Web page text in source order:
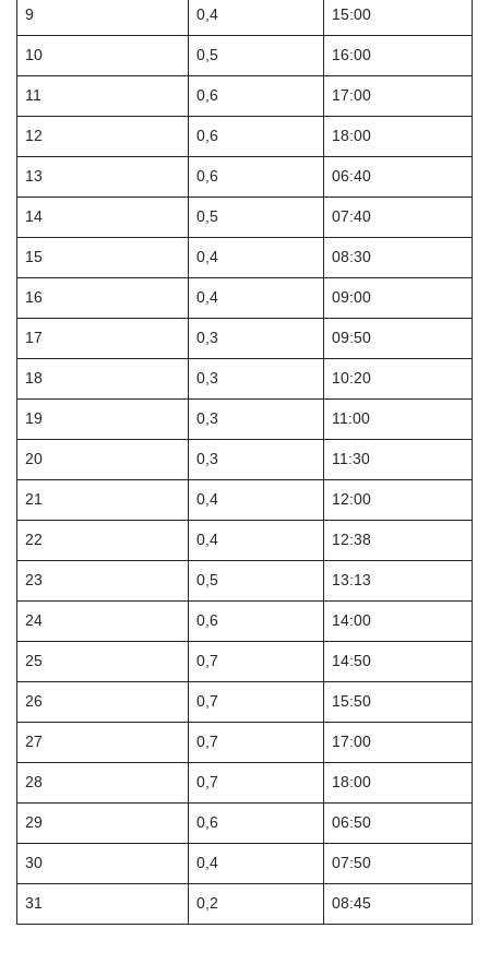
9 0,4 15:00
10 0,5 16:00
11 0,6 17:00
12 0,6 18:00
13 0,6 06:40
14 0,5 07:40
15 0,4 08:30
16 0,4 09:00
17 0,3 09:50
18 0,3 10:20
19 0,3 11:00
20 0,3 11:30
21 0,4 12:00
22 0,4 12:38
23 0,5 13:13
24 0,6 14:00
25 0,7 14:50
26 0,7 15:50
27 0,7 17:00
28 0,7 18:00
29 0,6 06:50
30 0,4 07:50
31 0,2 08:45